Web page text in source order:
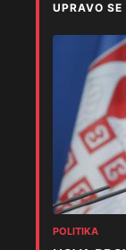
UPRAVO SE
POLITIKA